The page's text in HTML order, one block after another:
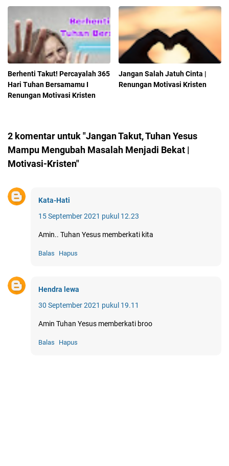
Berhenti Takut! Percayalah 365
Hari Tuhan Bersamamu I
Renungan Motivasi Kristen
Jangan Salah Jatuh Cinta |
Renungan Motivasi Kristen
2 komentar untuk "Jangan Takut, Tuhan Yesus
Mampu Mengubah Masalah Menjadi Bekat |
Motivasi-Kristen"
Kata-Hati
15 September 2021 pukul 12.23
Amin.. Tuhan Yesus memberkati kita
Balas Hapus
Hendra lewa
30 September 2021 pukul 19.11
Amin Tuhan Yesus memberkati broo
Balas Hapus